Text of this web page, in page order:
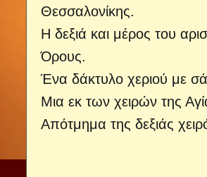
Θεσσαλονίκης.
Η δεξιά και μέρος του
Όρους.
Ένα δάκτυλο χεριού με
Μια εκ των χειρών της
Απότμημα της δεξιάς